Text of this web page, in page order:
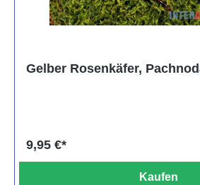
Gelber Rosenkäfer,
9,95 €*
Kaufen